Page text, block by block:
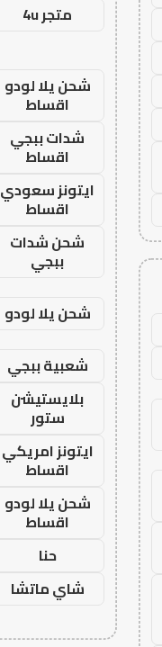
متجر 4u
شحن يلا لودو
اقساط
شدات ببجي
اقساط
ايتونز سعودي
اقساط
شحن شدات
ببجي
شحن يلا لودو
شعبية ببجي
بلايستيشن
ستور
ايتونز امريكي
اقساط
شحن يلا لودو
اقساط
حنا
شاي ماتشا